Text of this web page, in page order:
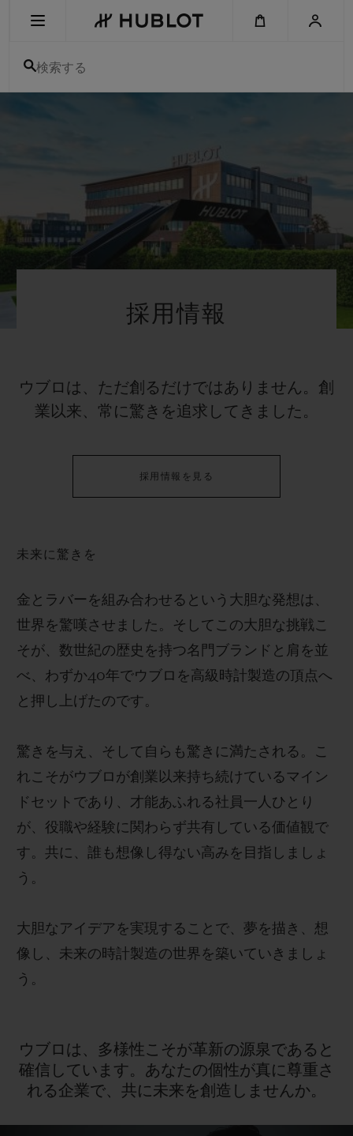
検索する
採用情報
ウブロは、ただ創るだけではありません。創
業以来、常に驚きを追求してきました。
採用情報を見る
未来に驚きを
金とラバーを組み合わせるという大胆な発想は、
世界を驚嘆させました。そしてこの大胆な挑戦こ
そが、数世紀の歴史を持つ名門ブランドと肩を並
べ、わずか40年でウブロを高級時計製造の頂点へ
と押し上げたのです。
驚きを与え、そして自らも驚きに満たされる。こ
れこそがウブロが創業以来持ち続けているマイン
ドセットであり、才能あふれる社員一人ひとり
が、役職や経験に関わらず共有している価値観で
す。共に、誰も想像し得ない高みを目指しましょ
う。
大胆なアイデアを実現することで、夢を描き、想
像し、未来の時計製造の世界を築いていきましょ
う。
ウブロは、多様性こそが革新の源泉であると
確信しています。あなたの個性が真に尊重さ
れる企業で、共に未来を創造しませんか。
サマー マルチカラーセラ
ミック
エッセンシャル
オンライン限
送料＆返品無料
ギフトポーチ
お問い合わせ